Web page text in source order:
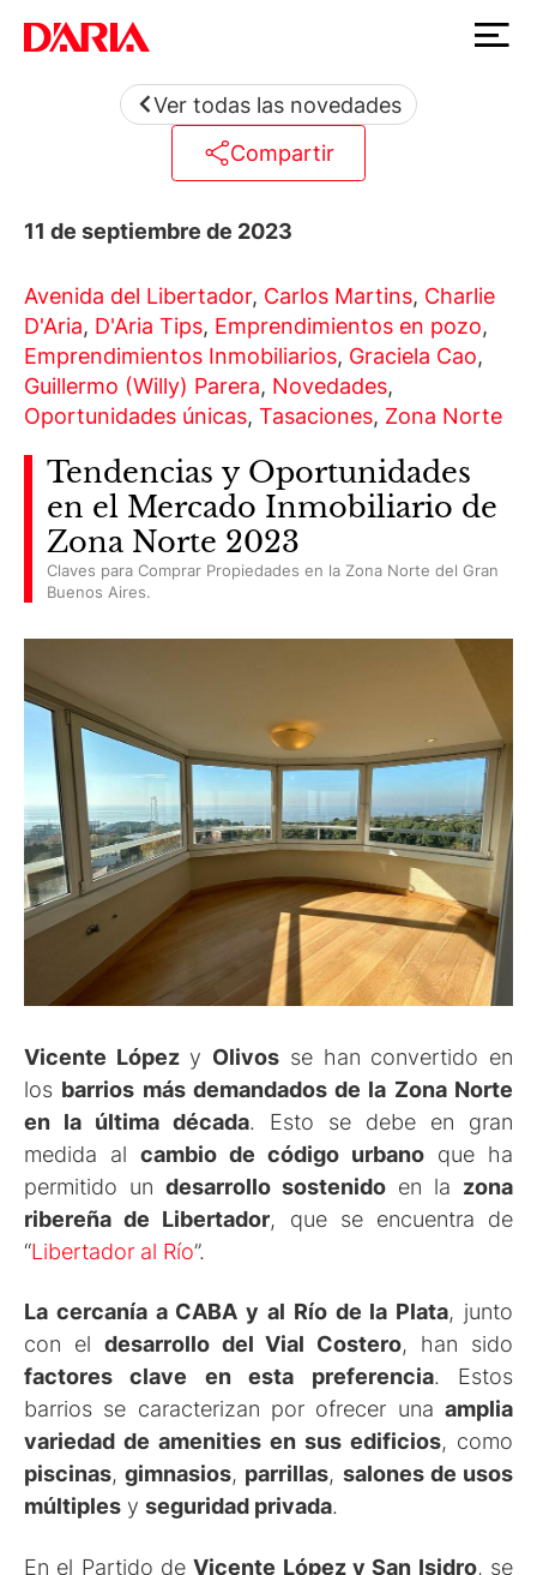
Ver todas las novedades
Compartir
11 de septiembre de 2023
Avenida del Libertador, Carlos Martins, Charlie
D'Aria, D'Aria Tips, Emprendimientos en pozo,
Emprendimientos Inmobiliarios, Graciela Cao,
Guillermo (Willy) Parera, Novedades,
Oportunidades únicas, Tasaciones, Zona Norte
Tendencias y Oportunidades
en el Mercado Inmobiliario de
Zona Norte 2023
Claves para Comprar Propiedades en la Zona Norte del Gran
Buenos Aires.
Vicente Lópezy Olivos se han convertido en
los barrios más demandados de la Zona Norte
en la última década. Esto se debe en gran
medida al cambio de código urbano que ha
permitido un desarrollo sostenido en la zona
ribereña de Libertador, que se encuentra de
“Libertador al Río”.
La cercanía a CABA y al Río de la Plata, junto
con el desarrollo del Vial Costero, han sido
factores clave en esta preferencia. Estos
barrios se caracterizan por ofrecer una amplia
variedad de amenities en sus edificios, como
piscinas,gimnasios, parrillas, salones de usos
múltiples y seguridad privada.
En el Partido deVicente López y San Isidro, se